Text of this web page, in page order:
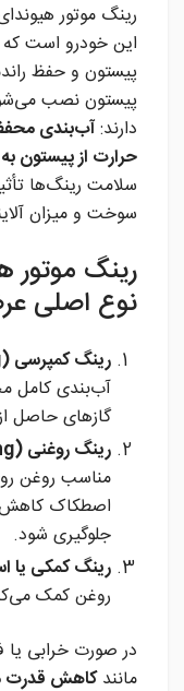
رینگ موتور
این خودرو است
پیستون و حفظ
پیستون نصب
دارند:آب‌بندی
حرارت از پیستون
سلامت رینگ‌ها
سوخت و میزان
رینگ موتور
نوع اصلی
رینگ کمپرسی (Compression Ring):
آب‌بندی کامل
گازهای حاصل
رینگ روغنی (Oil Ring):
مناسب روغن
اصطکاک کاهش
جلوگیری شود.
رینگ کمکی یا
روغن کمک
در صورت خرابی یا
مانندکاهش قدرت